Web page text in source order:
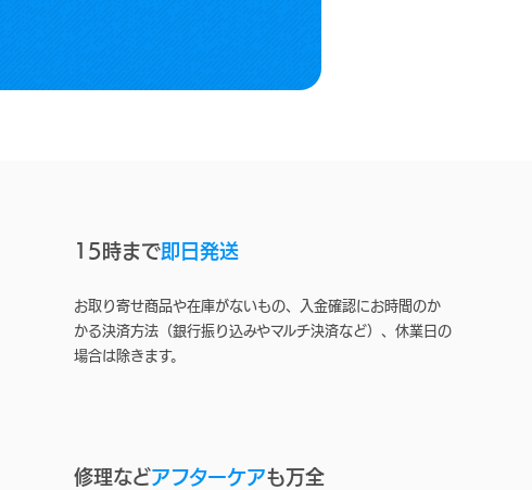
15時まで即日発送
お取り寄せ商品や在庫がないもの、入金確認にお時間のか
かる決済方法（銀行振り込みやマルチ決済など）、休業日の
場合は除きます。
修理などアフターケアも万全